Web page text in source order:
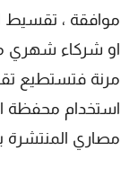
موافقة ، تقسيط
مرنة فتستطيع
استخدام محفظة
مصاري المنتشرة